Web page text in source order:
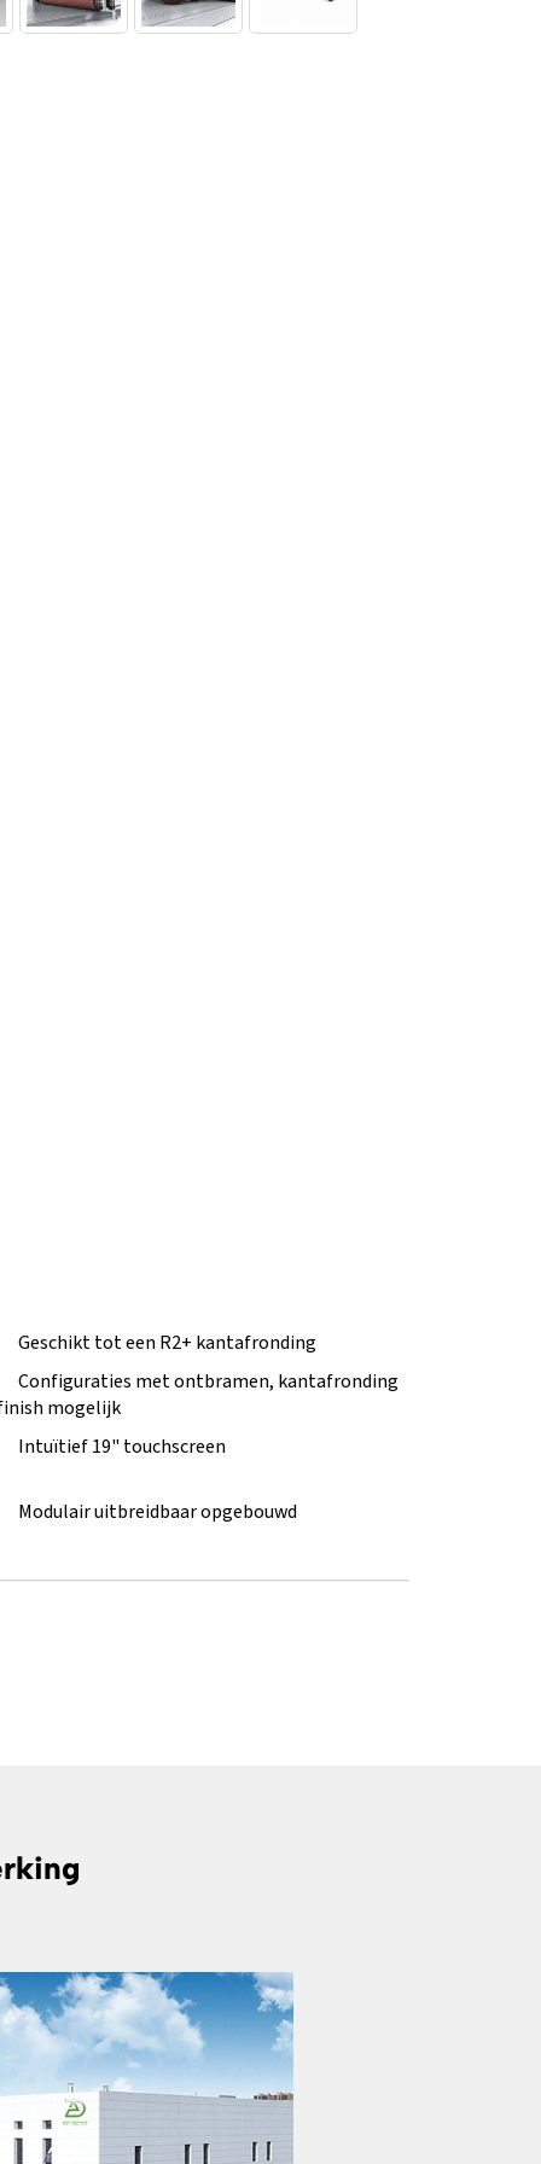
Geschikt tot een R2+ kantafronding
Configuraties met ontbramen, kantafronding
mogelijk
Intuïtief 19" touchscreen
Modulair uitbreidbaar opgebouwd